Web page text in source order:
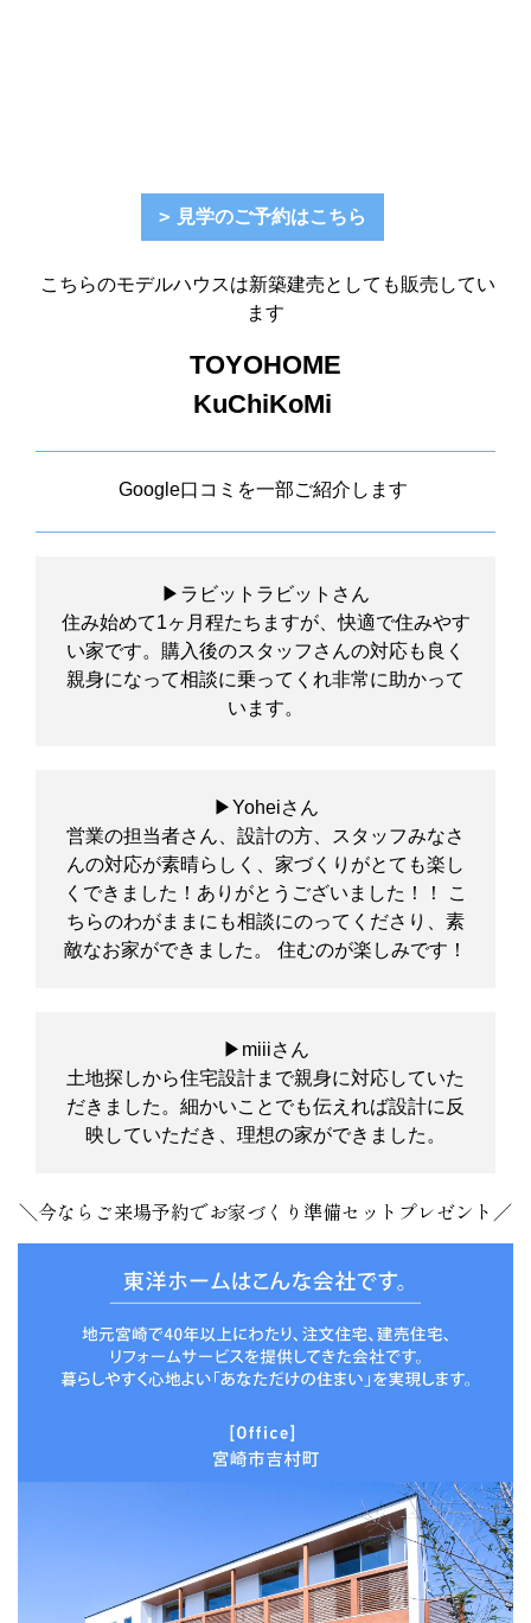
見学のご予約はこちら
こちらのモデルハウスは新築建売としても販売してい
ます
TOYOHOME
KuChiKoMi
Google口コミを一部ご紹介します
▶ラビットラビットさん
住み始めて1ヶ月程たちますが、快適で住みやす
い家です。購入後のスタッフさんの対応も良く
親身になって相談に乗ってくれ非常に助かって
います。
▶Yoheiさん
営業の担当者さん、設計の方、スタッフみなさ
んの対応が素晴らしく、家づくりがとても楽し
くできました！ありがとうございました！！ こ
ちらのわがままにも相談にのってくださり、素
敵なお家ができました。 住むのが楽しみです！
▶miiiさん
土地探しから住宅設計まで親身に対応していた
だきました。細かいことでも伝えれば設計に反
映していただき、理想の家ができました。
＼今ならご来場予約でお家づくり準備セットプレゼント／